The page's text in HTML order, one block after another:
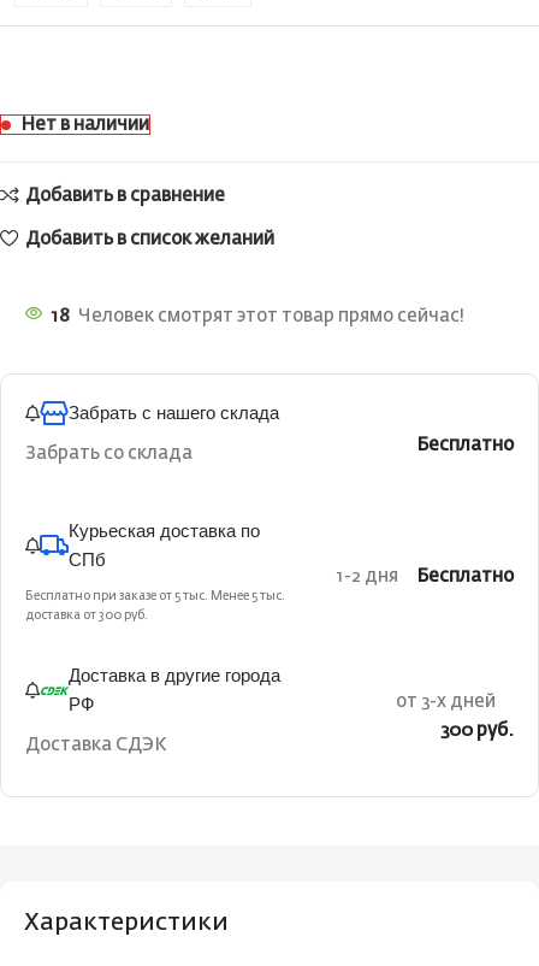
Нет в наличии
Добавить в сравнение
Добавить в список желаний
18 Человек смотрят этот товар прямо сейчас!
Забрать с нашего склада
Забрать со склада Бесплатно
Курьеская доставка по
СПб
Бесплатно при заказе от 5 тыс. Менее 5 тыс.
доставка от 300 руб.
1-2 дня Бесплатно
Доставка в другие города
РФ
Доставка СДЭК
от 3-х дней
300 руб.
Характеристики